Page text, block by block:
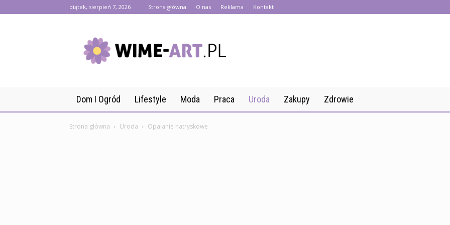
piątek, sierpień 7, 2026 Strona główna O nas Reklama Kontakt
art.pl
Dom I Ogród Lifestyle Moda Praca Uroda Zakupy Zdrowie
Strona główna Uroda Opalanie natryskowe